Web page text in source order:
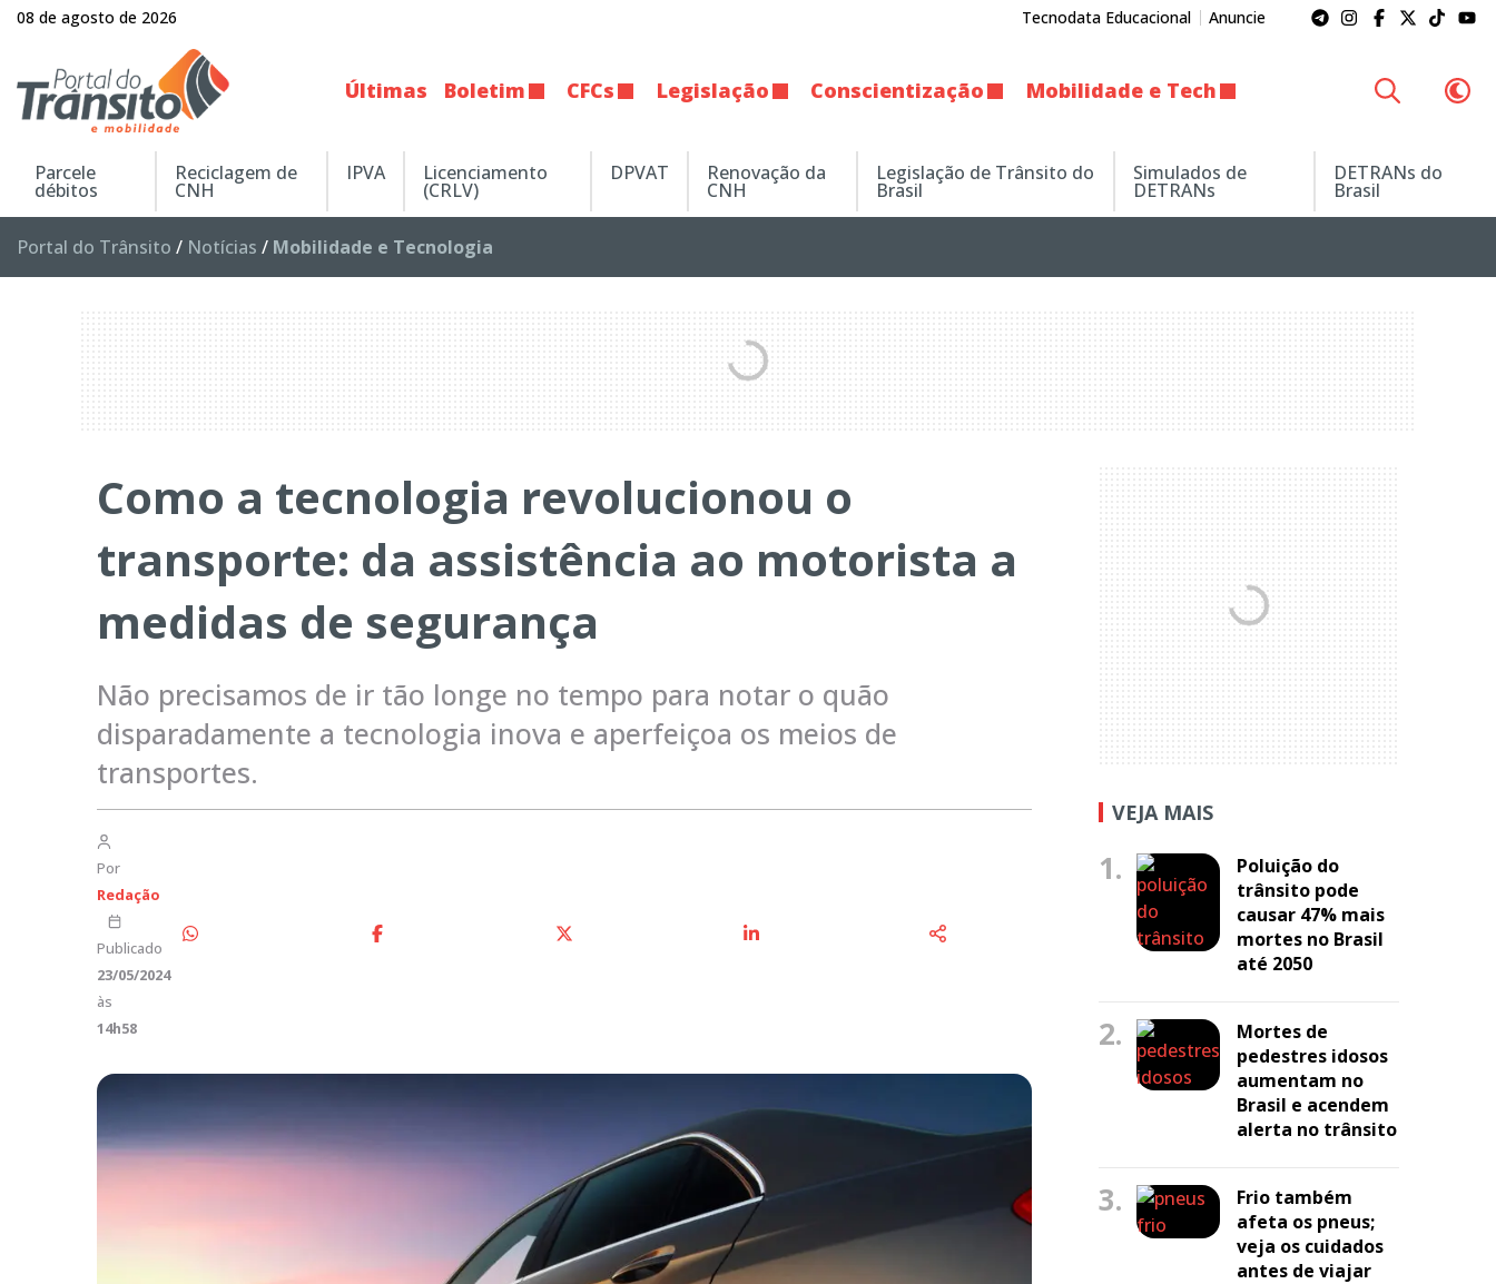
08 de agosto de 2026 Tecnodata Educacional Anuncie
Últimas Boletim CFCs Legislação Conscientização Mobilidade e Tech
Parcele
débitos
Reciclagem de
CNH
IPVA Licenciamento
(CRLV)
DPVAT Renovação da
CNH
Legislação de Trânsito do
Brasil
Simulados de
DETRANs
DETRANs do
Brasil
Portal do Trânsito / Notícias / Mobilidade e Tecnologia
Como a tecnologia revolucionou o
transporte: da assistência ao motorista a
medidas de segurança
Não precisamos de ir tão longe no tempo para notar o quão
disparadamente a tecnologia inova e aperfeiçoa os meios de
transportes.
Por
Redação
Publicado
23/05/2024
às
14h58
VEJA MAIS
1.
Poluição do
trânsito pode
causar 47% mais
mortes no Brasil
até 2050
2.
Mortes de
pedestres idosos
aumentam no
Brasil e acendem
alerta no trânsito
3.
Frio também
afeta os pneus;
veja os cuidados
antes de viajar